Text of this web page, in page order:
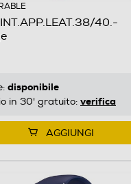
40.-
disponibile
in 30' gratuito: verifica
AGGIUNGI